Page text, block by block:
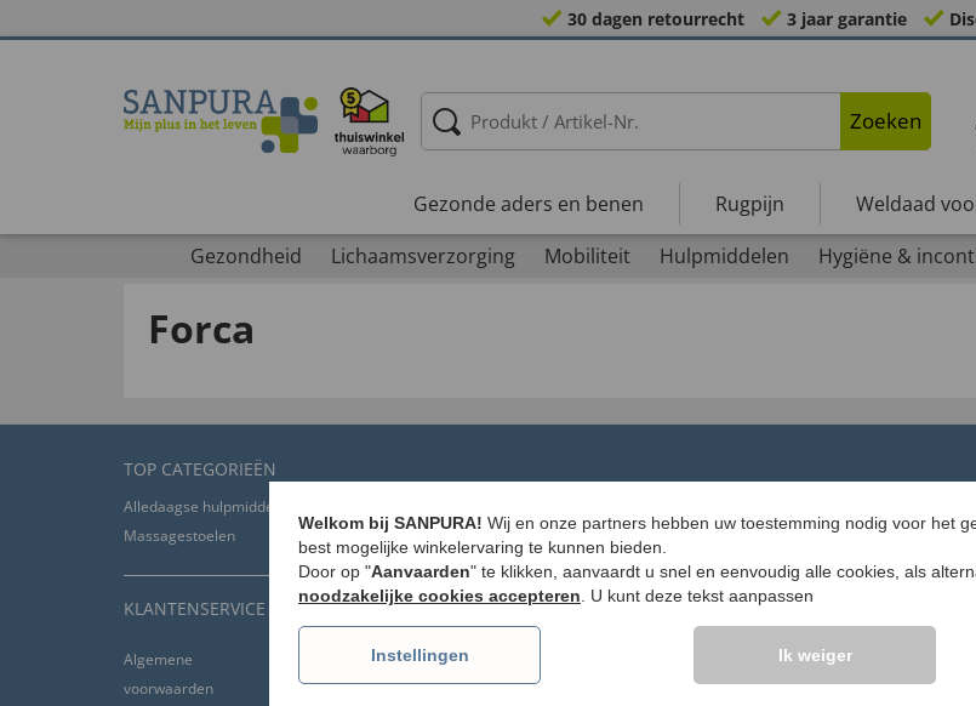
30 dagen retourrecht 3 jaar garantie
Zoeken
Gezonde aders en benen Rugpijn Weldaad
Gezondheid
Lichaamsverzorging Mobiliteit Hulpmiddelen Hygiëne &
Forca
TOP CATEGORIEËN
Alledaagse hulpmiddelen voor senioren
Massagestoelen
Steunkousen Verbandmateriaal
KLANTENSERVICE
Algemene
voorwaarden
Vaak gestelde vragen
- FAQ
Gegevensbescherming
Verzending &
SANPURA
Catalogus aanvragen
Welkom bij SANPURA! Wij en onze partners hebben uw toestemming nodig voor het
best mogelijke winkelervaring te kunnen bieden.
Door op "Aanvaarden" te klikken, aanvaardt u snel en eenvoudig alle cookies, als
noodzakelijke cookies accepteren . U kunt deze tekst aanpassen
Instellingen Ik weiger